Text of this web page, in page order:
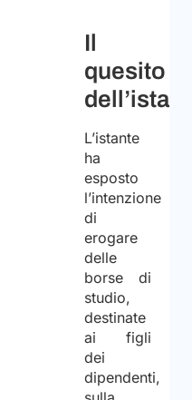
Il
quesito
dell’istante
L’istante
ha
esposto
l’intenzione
di
erogare
delle
borse di
studio,
destinate
ai figli
dei
dipendenti,